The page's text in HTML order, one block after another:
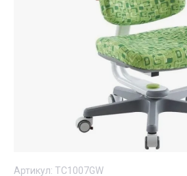
Артикул: TC1007GW